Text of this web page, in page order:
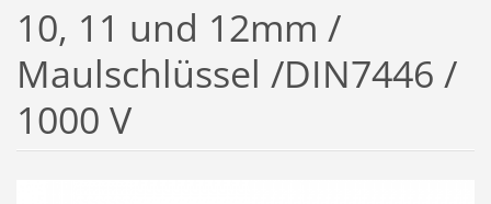
10, 11 und 12mm /
Maulschlüssel /DIN7446 /
1000 V